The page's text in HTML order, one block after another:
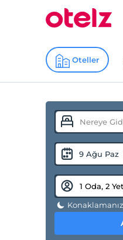
Oteller
9 Ağu Paz